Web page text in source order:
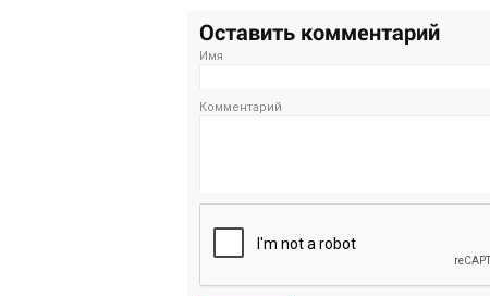
Оставить комментарий
Имя
Комментарий